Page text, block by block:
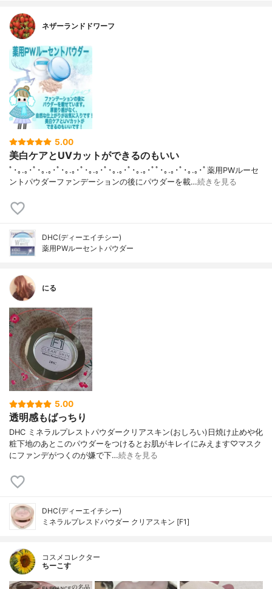
ネザーランドドワーフ
5.00
美白ケアとUVカットができるのもいい
ﾟ･｡.｡･ﾟ･｡.｡･ﾟ･｡.｡･ﾟ･｡.｡･ﾟ･｡.｡･ﾟ･｡.｡･ﾟﾟ･｡.｡･ﾟ･｡.｡･ﾟ薬用PWルーセ
ントパウダーファンデーションの後にパウダーを載…続きを見る
DHC(ディーエイチシー)
薬用PWルーセントパウダー
にる
5.00
透明感もばっちり
DHC ミネラルプレストパウダークリアスキン(おしろい)日焼け止めや化
粧下地のあとこのパウダーをつけるとお肌がキレイにみえます♡マスク
にファンデがつくのが嫌で下…続きを見る
DHC(ディーエイチシー)
ミネラルプレスドパウダー クリアスキン [F1]
コスメコレクター
ちーこす